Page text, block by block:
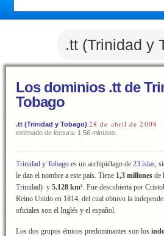
.tt (Trinidad y
Los dominios .tt de
Tobago
.tt (Trinidad y Tobago) 28 de abril de 2008
estimado de lectura: 1,56 minutos.
Trinidad y Tobago es un archipiélago de 23 islas,
le dan el nombre a este país. Tiene 1,3 millones de
Trinidad) y 5.128 km². Fue descubierta por
Reino Unido en 1814, del cual obtuvo la
oficiales son el Inglés y el español.
Los dos grupos étnicos predominantes son los